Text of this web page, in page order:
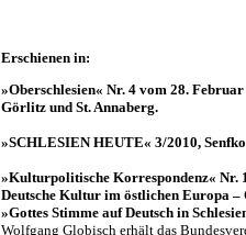
Erschienen in:
»Oberschlesien« Nr. 4 vom 28.
Görlitz und St. Annaberg.
»SCHLESIEN HEUTE« 3/2010,
»Kulturpolitische Korrespondenz« Nr.
Deutsche Kultur im östlichen Europa
»Gottes Stimme auf Deutsch in
Wolfgang Globisch erhält das